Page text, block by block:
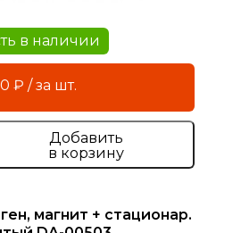
в наличии
Розница: 1 020 ₽ / за шт.
Добавить
в корзину
магнит + стационар.